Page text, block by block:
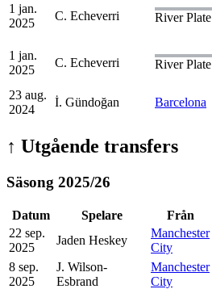
1 jan.
2025
C. Echeverri River Plate
1 jan.
2025
C. Echeverri River Plate
23 aug.
2024
İ. Gündoğan Barcelona
↑ Utgående transfers
Säsong 2025/26
Datum Spelare Från
22 sep.
2025
Jaden Heskey
Manchester
City
8 sep.
2025
J. Wilson-
Esbrand
Manchester
City